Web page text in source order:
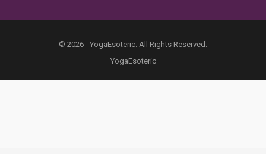
© 2026 - YogaEsoteric. All Rights Reserved.
YogaEsoteric